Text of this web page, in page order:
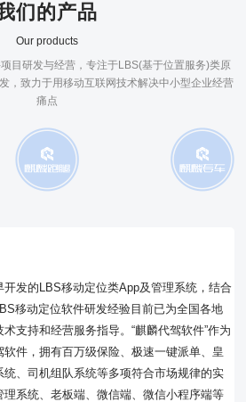
们的产品
Our products
目研发与经营，专注于LBS(基于位置服务)类原
，致力于用移动互联网技术解决中小型企业经营
痛点
开发的LBS移动定位类App及管理系统，结合
移动定位软件研发经验目前已为全国各地
支持和经营服务指导。“麒麟代驾软件”作为
件，拥有百万级保险、极速一键派单、皇
、司机组队系统等多项符合市场规律的实
理系统、老板端、微信端、微信小程序端等